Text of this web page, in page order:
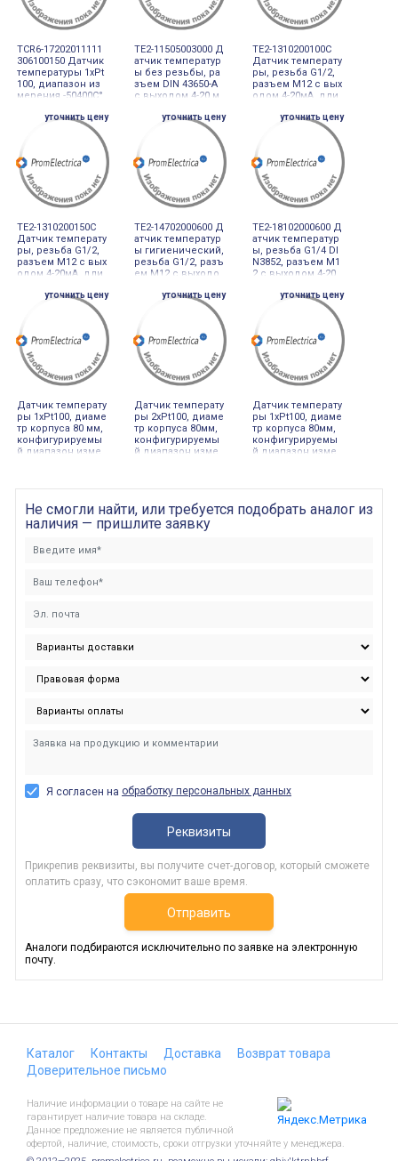
TCR6-17202011111
306100150 Датчик
температуры 1хPt
100, диапазон из
мерения -50400С°,
ль М20, выход 4-2
TE2-11505003000 Д
атчик температур
ы без резьбы, ра
зъем DIN 43650-A
с выходом 4-20 м
TE2-1310200100C
Датчик температу
ры, резьба G1/2,
разъем М12 с вых
одом 4-20мА, дли
уточнить цену
TE2-1310200150C
Датчик температу
ры, резьба G1/2,
разъем М12 с вых
одом 4-20мА, дли
уточнить цену
TE2-14702000600 Д
атчик температур
ы гигиенический,
резьба G1/2, разъ
ем М12 с выходо
уточнить цену
TE2-18102000600 Д
атчик температур
ы, резьба G1/4 DI
N3852, разъем М1
2 с выходом 4-20
уточнить цену
Датчик температу
ры 1хPt100, диаме
тр корпуса 80 мм,
конфигурируемы
й диапазон изме
уточнить цену
Датчик температу
ры 2хPt100, диаме
тр корпуса 80мм,
конфигурируемы
й диапазон изме
уточнить цену
Датчик температу
ры 1хPt100, диаме
тр корпуса 80мм,
конфигурируемы
й диапазон изме
Не смогли найти, или требуется подобрать аналог из
наличия — пришлите заявку
Я согласен на обработку персональных данных
Реквизиты
Прикрепив реквизиты, вы получите счет-договор, который сможете
оплатить сразу, что сэкономит ваше время.
Отправить
Аналоги подбираются исключительно по заявке на электронную
почту.
Каталог Контакты Доставка
Возврат товара
Доверительное письмо
Наличие информации о товаре на сайте не
гарантирует наличие товара на складе.
Данное предложение не является публичной
офертой, наличие, стоимость, сроки отгрузки уточняйте у менеджера.